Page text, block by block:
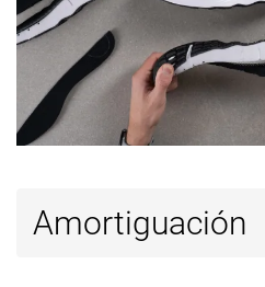
laboratorio
25.3 mm
Anchura /
ajuste
Estrecha
delantera
Amortiguación